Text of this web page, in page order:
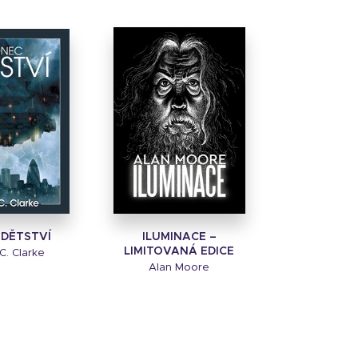
Clarke
ILUMINACE –
LIMITOVANÁ EDICE
Alan Moore